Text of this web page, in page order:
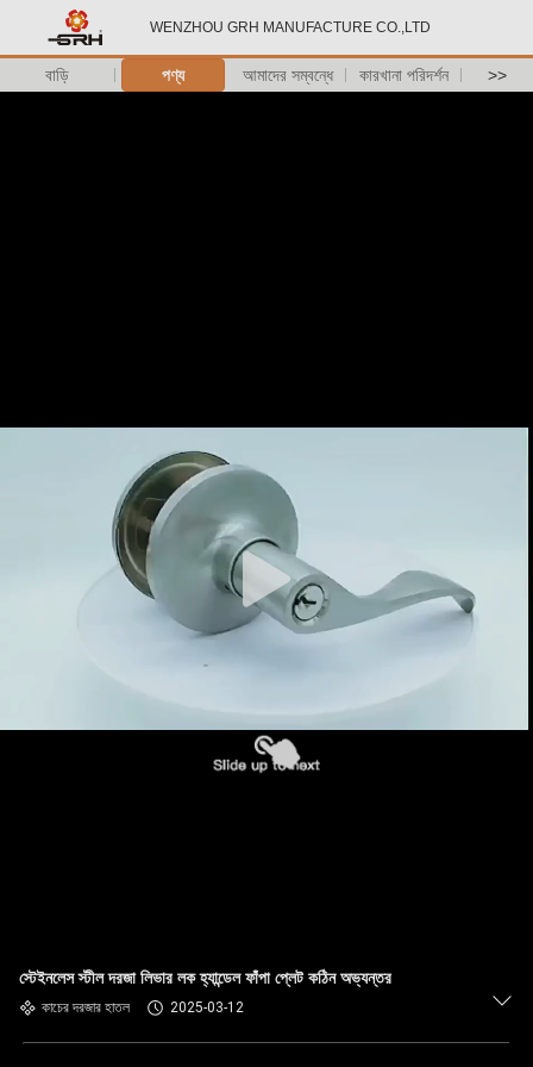
WENZHOU GRH MANUFACTURE CO.,LTD
বাড়ি পণ্য আমাদের সম্বন্ধে কারখানা পরিদর্শন >>
স্টেইনলেস স্টীল দরজা লিভার লক হ্যান্ডেল ফাঁপা প্লেট কঠিন অভ্যন্তর
কাচের দরজার হাতল 2025-03-12